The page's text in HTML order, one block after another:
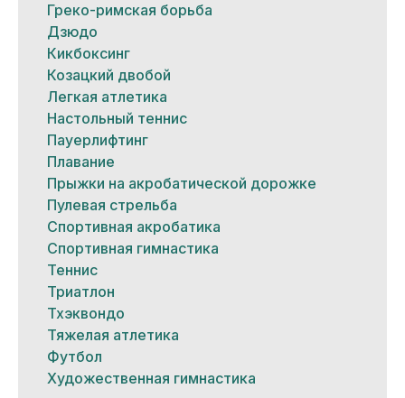
Греко-римская борьба
Дзюдо
Кикбоксинг
Козацкий двобой
Легкая атлетика
Настольный теннис
Пауерлифтинг
Плавание
Прыжки на акробатической дорожке
Пулевая стрельба
Спортивная акробатика
Спортивная гимнастика
Теннис
Триатлон
Тхэквондо
Тяжелая атлетика
Футбол
Художественная гимнастика